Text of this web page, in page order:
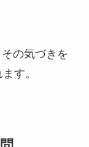
の気づきを
す。